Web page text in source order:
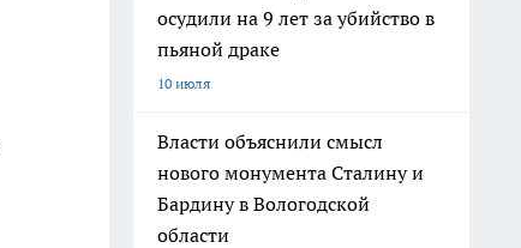
осудили на 9 лет за убийство в
пьяной драке
10 июля
Власти объяснили смысл
нового монумента Сталину и
Бардину в Вологодской
области